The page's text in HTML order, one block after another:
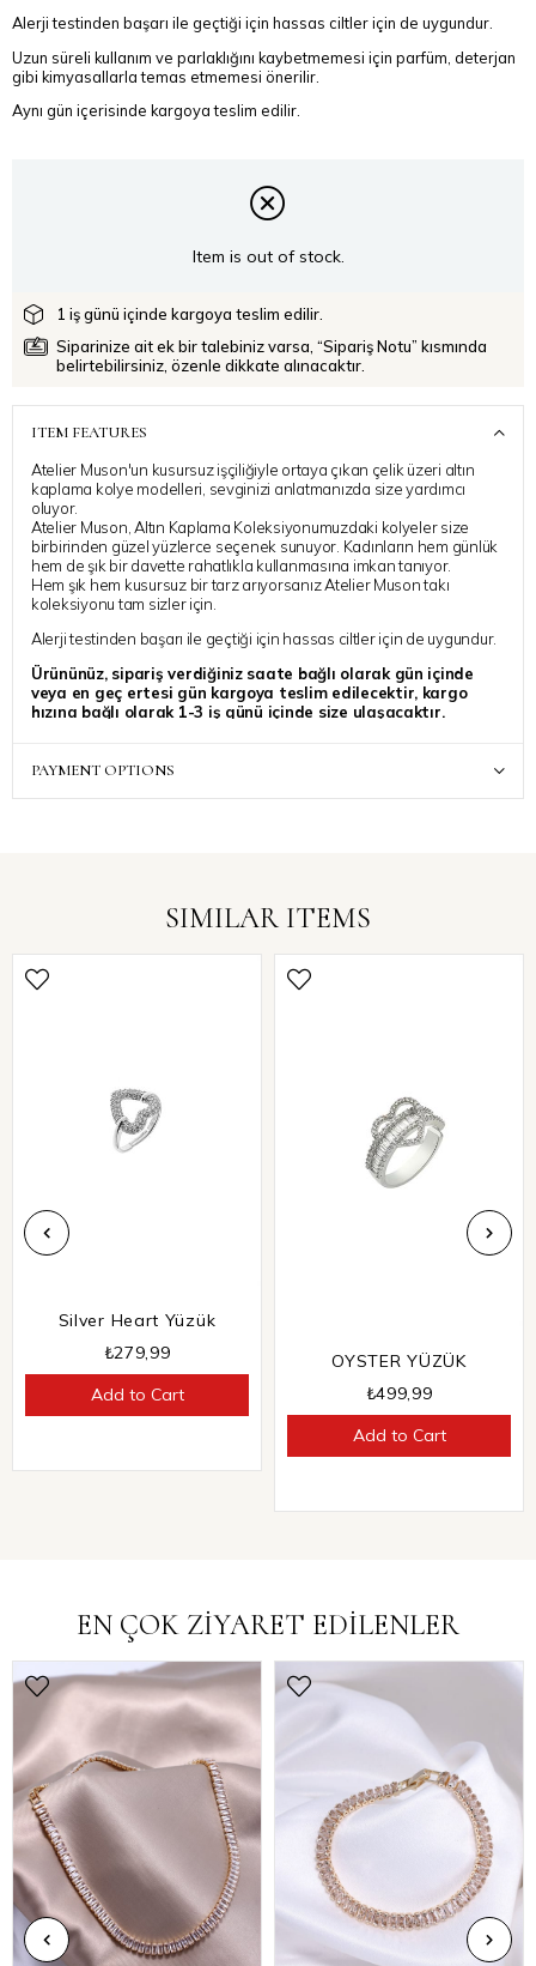
Alerji testinden başarı ile geçtiği için hassas ciltler için de uygundur.
Uzun süreli kullanım ve parlaklığını kaybetmemesi için parfüm, deterjan
gibi kimyasallarla temas etmemesi önerilir.
Aynı gün içerisinde kargoya teslim edilir.
Item is out of stock.
1 iş günü içinde kargoya teslim edilir.
Siparinize ait ek bir talebiniz varsa, “Sipariş Notu” kısmında
belirtebilirsiniz, özenle dikkate alınacaktır.
ITEM FEATURES
Atelier Muson'un kusursuz işçiliğiyle ortaya çıkan çelik üzeri altın
kaplama kolye modelleri, sevginizi anlatmanızda size yardımcı
oluyor.
Atelier Muson, Altın Kaplama Koleksiyonumuzdaki kolyeler size
birbirinden güzel yüzlerce seçenek sunuyor. Kadınların hem günlük
hem de şık bir davette rahatlıkla kullanmasına imkan tanıyor.
Hem şık hem kusursuz bir tarz arıyorsanız Atelier Muson takı
koleksiyonu tam sizler için.
Alerji testinden başarı ile geçtiği için hassas ciltler için de uygundur.
Ürününüz, sipariş verdiğiniz saate bağlı olarak gün içinde
veya en geç ertesi gün kargoya teslim edilecektir, kargo
hızına bağlı olarak 1-3 iş günü içinde size ulaşacaktır.
PAYMENT OPTIONS
SIMILAR ITEMS
Silver Heart Yüzük
₺279,99
Add to Cart
OYSTER YÜZÜK
₺499,99
Add to Cart
EN ÇOK ZİYARET EDİLENLER